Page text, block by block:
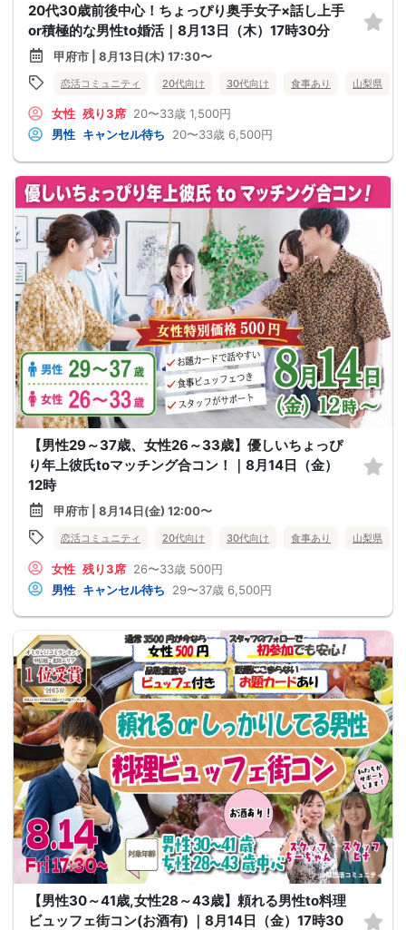
20代30歳前後中心！ちょっぴり奥手女子×話し上手
or積極的な男性to婚活｜8月13日（木）17時30分
甲府市 | 8月13日(木) 17:30〜
恋活コミュニティ 20代向け 30代向け 食事あり 山梨県
女性 残り3席 20〜33歳 1,500円
男性 キャンセル待ち 20〜33歳 6,500円
【男性29～37歳、女性26～33歳】優しいちょっぴ
り年上彼氏toマッチング合コン！｜8月14日（金）
12時
甲府市 | 8月14日(金) 12:00〜
恋活コミュニティ 20代向け 30代向け 食事あり 山梨県
女性 残り3席 26〜33歳 500円
男性 キャンセル待ち 29〜37歳 6,500円
【男性30～41歳,女性28～43歳】頼れる男性to料理
ビュッフェ街コン(お酒有) ｜8月14日（金）17時30